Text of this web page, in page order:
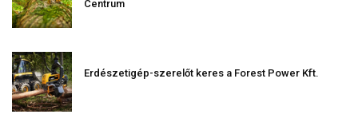
Centrum
Erdészetigép-szerelőt keres a Forest Power Kft.